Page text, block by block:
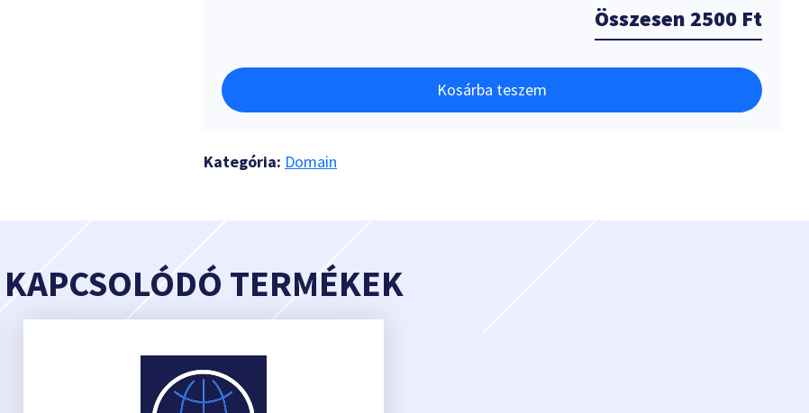
Összesen 2500 Ft
Kosárba teszem
Kategória: Domain
KAPCSOLÓDÓ TERMÉKEK